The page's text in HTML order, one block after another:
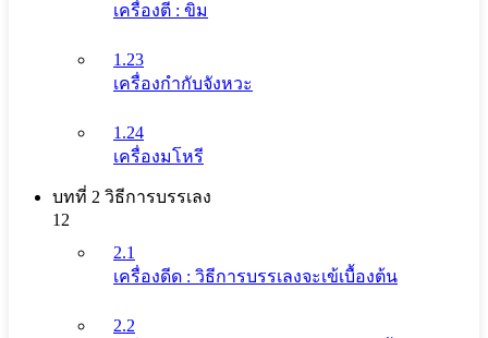
เครื่องตี : ขิม
1.23
เครื่องกำกับจังหวะ
1.24
เครื่องมโหรี
บทที่ 2 วิธีการบรรเลง
12
2.1
เครื่องดีด : วิธีการบรรเลงจะเข้เบื้องต้น
2.2